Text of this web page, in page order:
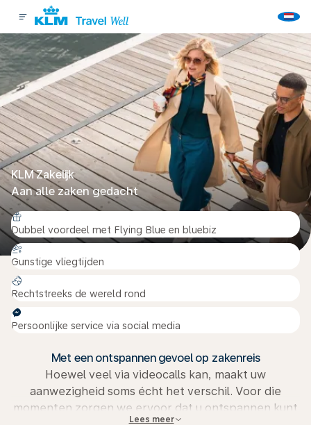
KLM Zakelijk
Aan alle zaken gedacht
Dubbel voordeel met Flying Blue en bluebiz
Gunstige vliegtijden
Rechtstreeks de wereld rond
Persoonlijke service via social media
Met een ontspannen gevoel op zakenreis
Hoewel veel via videocalls kan, maakt uw
aanwezigheid soms écht het verschil. Voor die
momenten zorgen we ervoor dat u ontspannen kunt
Lees meer